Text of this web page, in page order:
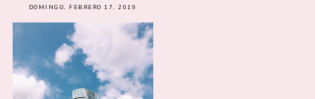
DOMINGO, FEBRERO 17, 2019